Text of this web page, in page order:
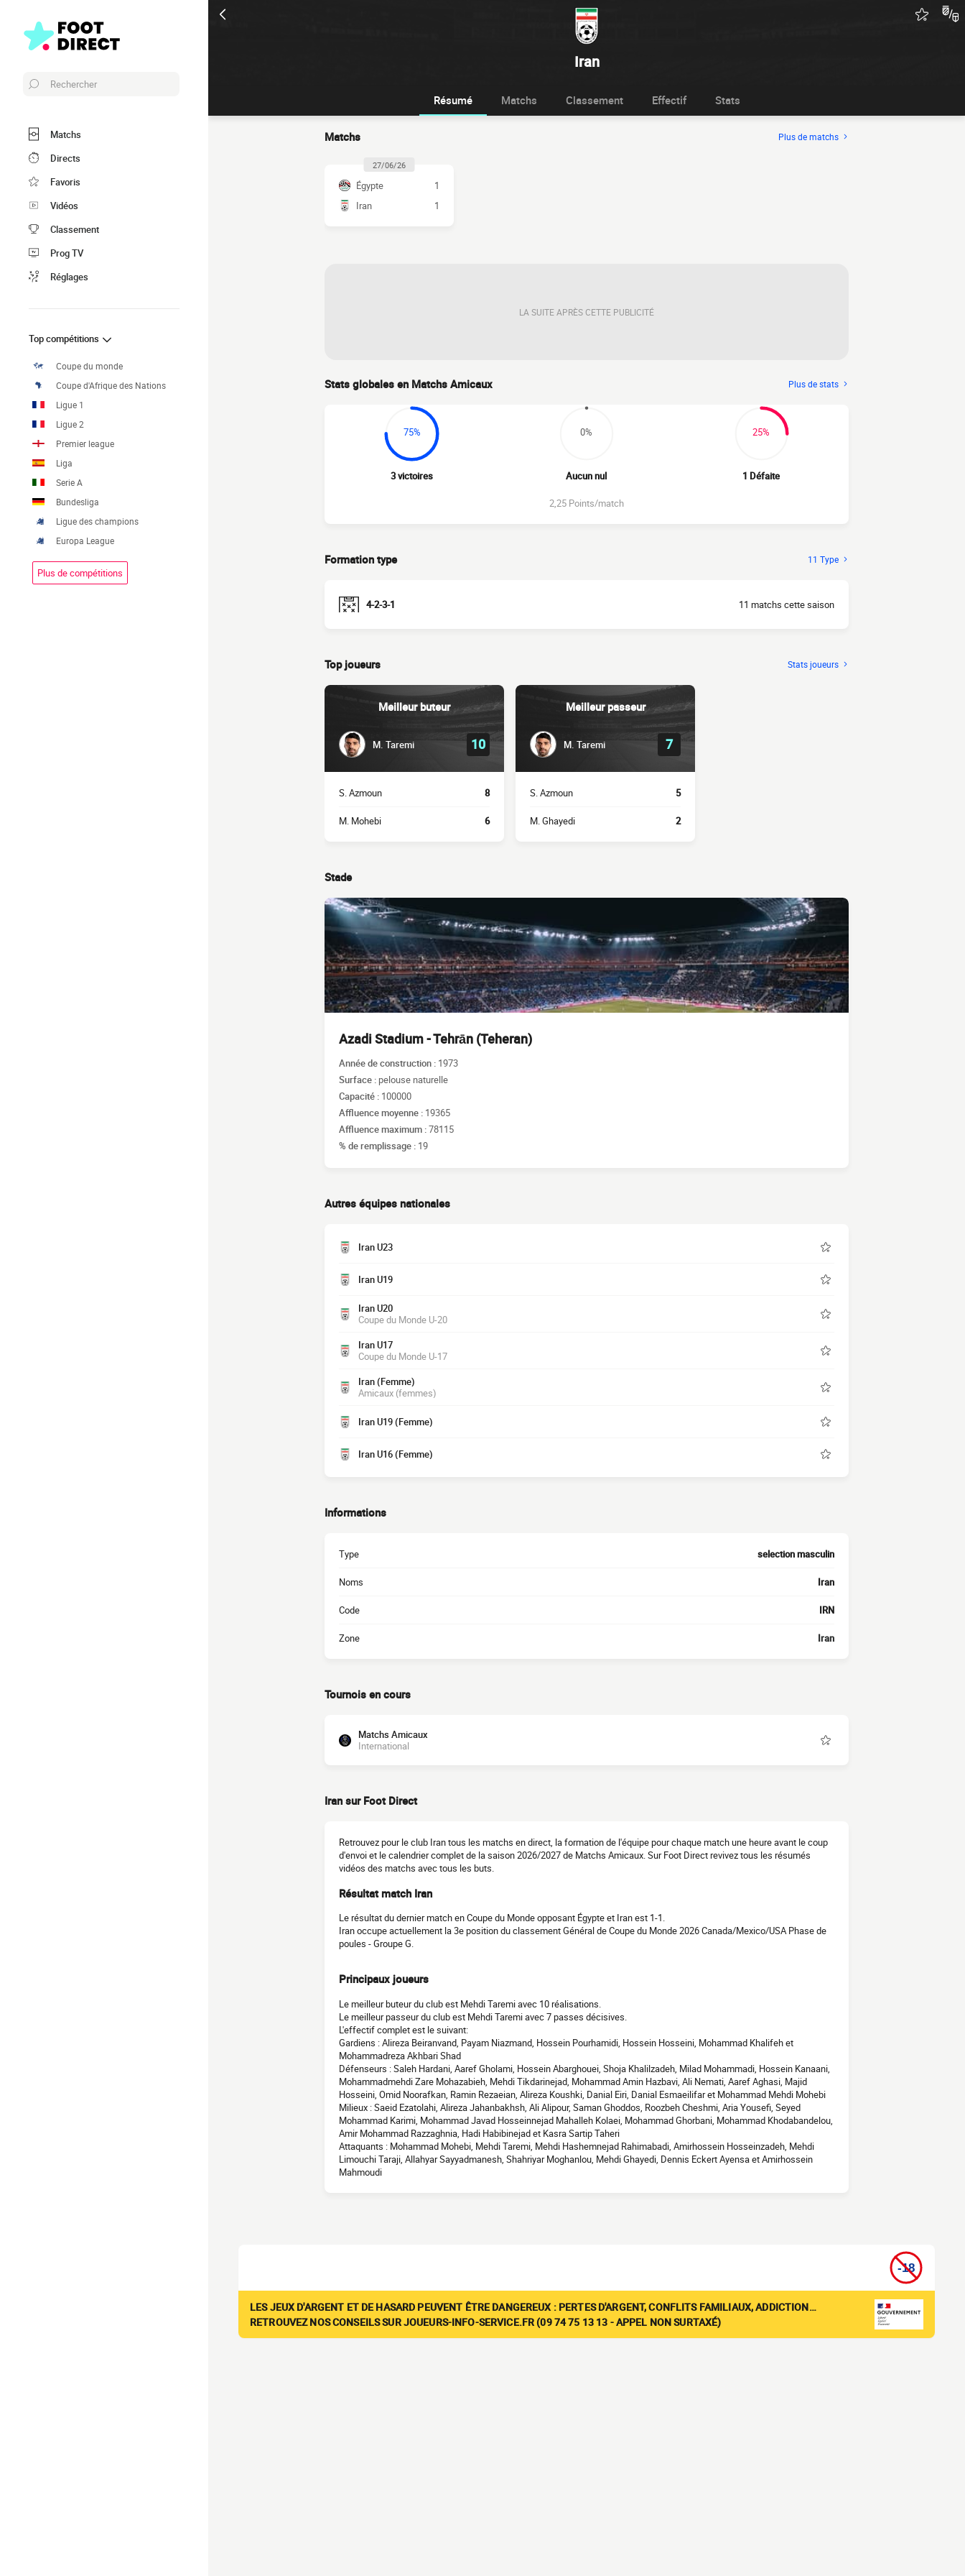
Iran
Rechercher
Matchs
Directs
Favoris
Vidéos
Classement
Prog TV
Réglages
Top compétitions
Coupe du monde
Coupe d'Afrique des Nations
Ligue 1
Ligue 2
Premier league
Liga
Serie A
Bundesliga
Ligue des champions
Europa League
Plus de compétitions
Résumé Matchs Classement Effectif Stats
Matchs Plus de matchs
27/06/26
Égypte
1
Iran
1
LA SUITE APRÈS CETTE PUBLICITÉ
Stats globales en Matchs Amicaux Plus de stats
75%
3 victoires
0%
Aucun nul
25%
1 Défaite
2,25 Points/match
Formation type 11 Type
4-2-3-1 11 matchs cette saison
Top joueurs Stats joueurs
Meilleur buteur
M. Taremi 10
S. Azmoun 8
M. Mohebi 6
Meilleur passeur
M. Taremi 7
S. Azmoun 5
M. Ghayedi 2
Stade
Azadi Stadium - Tehrān (Teheran)
Année de construction : 1973
Surface : pelouse naturelle
Capacité : 100000
Affluence moyenne : 19365
Affluence maximum :78115
% de remplissage : 19
Autres équipes nationales
Iran U23
Iran U19
Iran U20
Coupe du Monde U-20
Iran U17
Coupe du Monde U-17
Iran (Femme)
Amicaux (femmes)
Iran U19 (Femme)
Iran U16 (Femme)
Informations
Type selection masculin
Noms Iran
Code IRN
Zone Iran
Tournois en cours
Matchs Amicaux
International
Iran sur Foot Direct
Retrouvez pour le club Iran tous les matchs en direct, la formation de l'équipe pour chaque match une heure avant le coup
d'envoi et le calendrier complet de la saison 2026/2027 de Matchs Amicaux. Sur Foot Direct revivez tous les résumés
vidéos des matchs avec tous les buts.
Résultat match Iran
Le résultat du dernier match en Coupe du Monde opposant Égypte et Iran est 1-1.
Iran occupe actuellement la 3e position du classement Général de Coupe du Monde 2026 Canada/Mexico/USA Phase de
poules - Groupe G.
Principaux joueurs
Le meilleur buteur du club est Mehdi Taremi avec 10 réalisations.
Le meilleur passeur du club est Mehdi Taremi avec 7 passes décisives.
L'effectif complet est le suivant:
Gardiens : Alireza Beiranvand, Payam Niazmand, Hossein Pourhamidi, Hossein Hosseini, Mohammad Khalifeh et
Mohammadreza Akhbari Shad
Défenseurs : Saleh Hardani, Aaref Gholami, Hossein Abarghouei, Shoja Khalilzadeh, Milad Mohammadi, Hossein Kanaani,
Mohammadmehdi Zare Mohazabieh, Mehdi Tikdarinejad, Mohammad Amin Hazbavi, Ali Nemati, Aaref Aghasi, Majid
Hosseini, Omid Noorafkan, Ramin Rezaeian, Alireza Koushki, Danial Eiri, Danial Esmaeilifar et Mohammad Mehdi Mohebi
Milieux : Saeid Ezatolahi, Alireza Jahanbakhsh, Ali Alipour, Saman Ghoddos, Roozbeh Cheshmi, Aria Yousefi, Seyed
Mohammad Karimi, Mohammad Javad Hosseinnejad Mahalleh Kolaei, Mohammad Ghorbani, Mohammad Khodabandelou,
Amir Mohammad Razzaghnia, Hadi Habibinejad et Kasra Sartip Taheri
Attaquants : Mohammad Mohebi, Mehdi Taremi, Mehdi Hashemnejad Rahimabadi, Amirhossein Hosseinzadeh, Mehdi
Limouchi Taraji, Allahyar Sayyadmanesh, Shahriyar Moghanlou, Mehdi Ghayedi, Dennis Eckert Ayensa et Amirhossein
Mahmoudi
LES JEUX D'ARGENT ET DE HASARD PEUVENT ÊTRE DANGEREUX : PERTES D'ARGENT, CONFLITS FAMILIAUX, ADDICTION…
RETROUVEZ NOS CONSEILS SUR JOUEURS-INFO-SERVICE.FR (09 74 75 13 13 - APPEL NON SURTAXÉ)